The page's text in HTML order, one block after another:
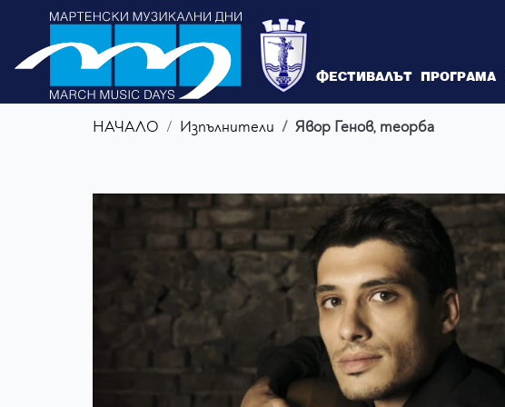
ФЕСТИВАЛЪТ ПРОГРАМА
НАЧАЛО Изпълнители Явор Генов, теорба